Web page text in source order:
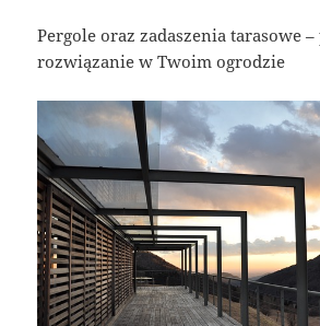
Pergole oraz zadaszenia tarasowe
rozwiązanie w Twoim ogrodzie